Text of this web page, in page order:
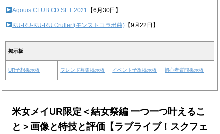
Aqours CLUB CD SET 2021 【6月30日】
KU-RU-KU-RU Cruller!(モンストコラボ曲) 【9月22日】
掲示板
UR予想掲示板 フレンド募集掲示板 イベント予想掲示板 初心者質問掲示板
米女メイUR限定＜結女祭編 一つ一つ叶えるこ
と＞画像と特技と評価【ラブライブ！スクフェ